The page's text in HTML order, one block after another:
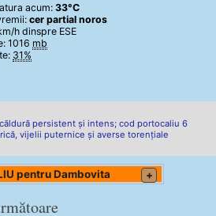
acum:33°C
cer partial noros
hdinspre ESE
1016 mb
31%
persistent și intens; cod portocaliu 6
vijelii puternice și averse torențiale
pentru Dambovita +